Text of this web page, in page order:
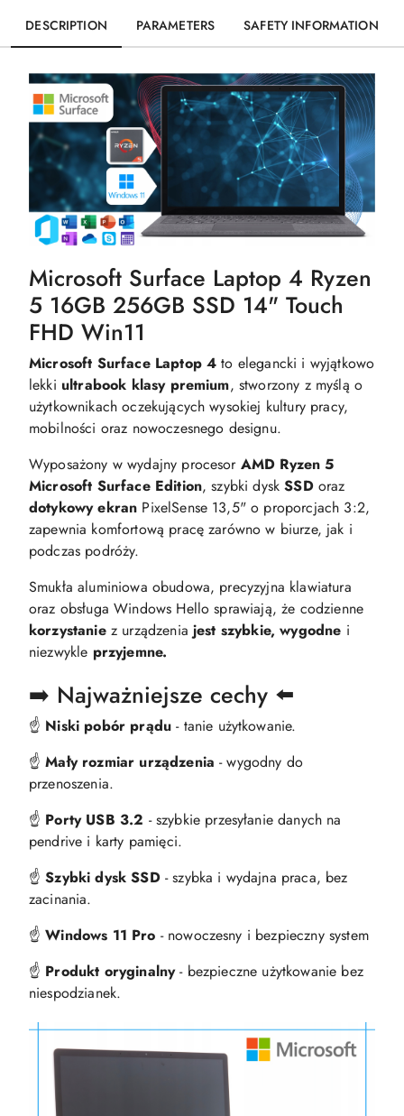
DESCRIPTION PARAMETERS SAFETY INFORMATION
Microsoft Surface Laptop 4 Ryzen
5 16GB 256GB SSD 14" Touch
FHD Win11
Microsoft Surface Laptop 4 to elegancki i wyjątkowo
lekki ultrabook klasy premium, stworzony z myślą o
użytkownikach oczekujących wysokiej kultury pracy,
mobilności oraz nowoczesnego designu.
Wyposażony w wydajny procesor AMD Ryzen 5
Microsoft Surface Edition, szybki dyskSSDoraz
dotykowy ekran PixelSense 13,5" o proporcjach 3:2,
zapewnia komfortową pracę zarówno w biurze, jak i
podczas podróży.
Smukła aluminiowa obudowa, precyzyjna klawiatura
oraz obsługa Windows Hello sprawiają, że codzienne
korzystaniez urządzeniajest szybkie, wygodne i
niezwykle przyjemne.
➡️ Najważniejsze cechy ⬅️
☝️ Niski pobór prądu - tanie użytkowanie.
☝️Mały rozmiar urządzenia - wygodny do
przenoszenia.
☝️ Porty USB 3.2 - szybkie przesyłanie danych na
pendrive i karty pamięci.
☝️Szybki dysk SSD- szybka i wydajna praca, bez
zacinania.
☝️Windows 11 Pro - nowoczesny i bezpieczny system
☝️ Produkt oryginalny- bezpieczne użytkowanie bez
niespodzianek.